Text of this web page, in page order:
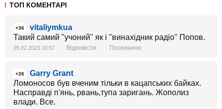
ТОП КОМЕНТАРІ
+36
vitaliymkua
Такий самий "учоний" як і "винахідник радіо" Попов.
25.02.2023 10:57 Відповісти Посилання
+26
Garry Grant
Ломоносов був вченим тільки в кацапських байках.
Насправді п'янь, рвань,тупа заригань. Жополиз
влади. Все.